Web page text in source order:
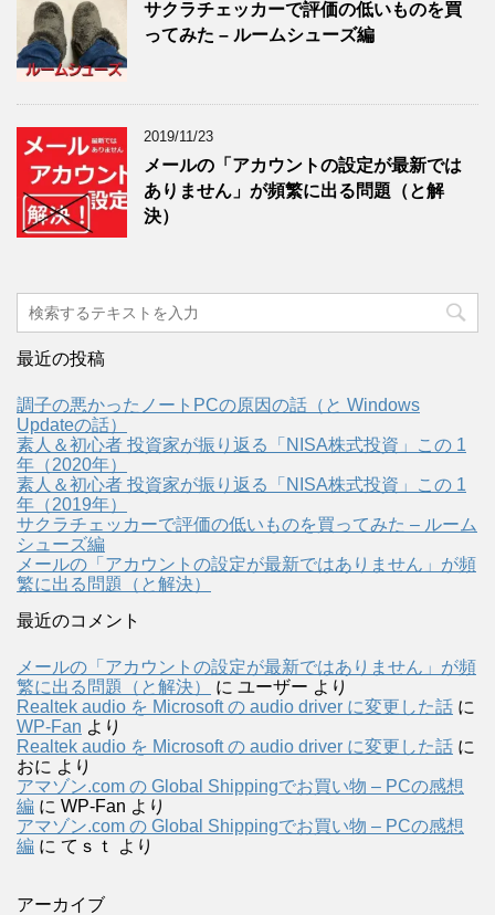
サクラチェッカーで評価の低いものを買
ってみた – ルームシューズ編
2019/11/23
メールの「アカウントの設定が最新では
ありません」が頻繁に出る問題（と解
決）
最近の投稿
調子の悪かったノートPCの原因の話（と Windows
Updateの話）
素人＆初心者 投資家が振り返る「NISA株式投資」この 1
年（2020年）
素人＆初心者 投資家が振り返る「NISA株式投資」この 1
年（2019年）
サクラチェッカーで評価の低いものを買ってみた – ルーム
シューズ編
メールの「アカウントの設定が最新ではありません」が頻
繁に出る問題（と解決）
最近のコメント
メールの「アカウントの設定が最新ではありません」が頻
繁に出る問題（と解決）
に ユーザー より
Realtek audio を Microsoft の audio driver に変更した話 に
WP-Fan より
Realtek audio を Microsoft の audio driver に変更した話 に
おに より
アマゾン.com の Global Shippingでお買い物 – PCの感想
編 に WP-Fan より
アマゾン.com の Global Shippingでお買い物 – PCの感想
編 に てｓｔ より
アーカイブ